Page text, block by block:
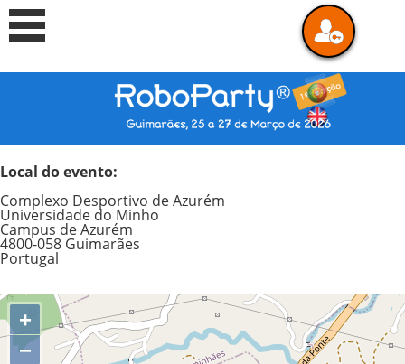
Local do evento:
Complexo Desportivo de Azurém
Universidade do Minho
Campus de Azurém
4800-058 Guimarães
Portugal
+
−